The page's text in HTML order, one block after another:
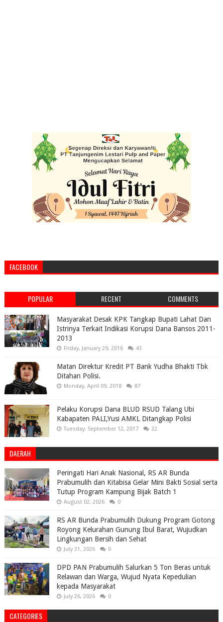
FACEBOOK
POPULAR RECENT COMMENTS
Masyarakat Desak KPK Tangkap Bupati Lahat Dan
Istrinya Terkait Indikasi Korupsi Dana Bansos 2011-
2013
Friday, January 29, 2016 43
Matan Direktur Kredit PT Bank Yudha Bhakti Tbk
Ditahan Polisi.
Monday, April 09, 2018 87
Pelaku Korupsi Dana BLUD RSUD Talang Ubi
Kabapaten PALI,Yusi AMKL Ditangkap Polisi
Tuesday, September 12, 2017 32
DAERAH
Peringati Hari Anak Nasional, RS AR Bunda
Prabumulih dan Kitabisa Gelar Mini Bakti Sosial serta
Tutup Program Kampung Bijak Batch 1
August 02, 2026 0
RS AR Bunda Prabumulih Dukung Program Gotong
Royong Kelurahan Gunung Ibul Barat, Wujudkan
Lingkungan Bersih dan Sehat
July 31, 2026 0
DPD PAN Prabumulih Salurkan 5 Ton Beras untuk
Relawan dan Warga, Wujud Nyata Kepedulian
kepada Masyarakat
July 26, 2026 0
CATEGORIES